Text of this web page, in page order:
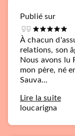
Publié sur
À chacun
relations, son
Nous avons lu
mon père, né
Sauva...
Lire la suite
loucarigna